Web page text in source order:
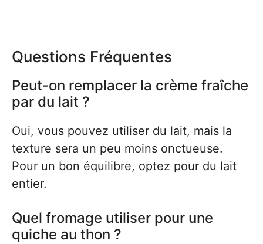
Questions Fréquentes
Peut-on remplacer la crème fraîche
par du lait ?
Oui, vous pouvez utiliser du lait, mais la
texture sera un peu moins onctueuse.
Pour un bon équilibre, optez pour du lait
entier.
Quel fromage utiliser pour une
quiche au thon ?